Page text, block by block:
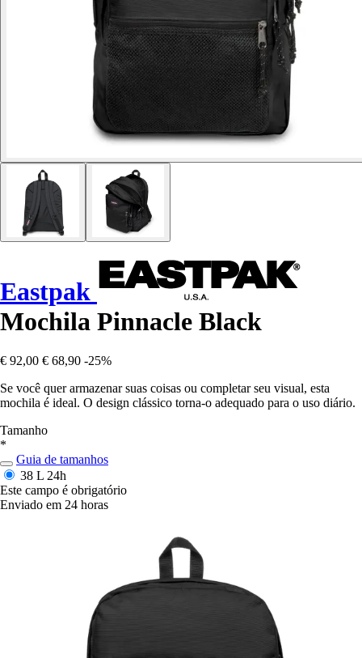
Eastpak
Mochila Pinnacle Black
€ 92,00 € 68,90 -25%
Se você quer armazenar suas coisas ou completar seu visual, esta
mochila é ideal. O design clássico torna-o adequado para o uso diário.
Tamanho
*
Guia de tamanhos
38 L 24h
Este campo é obrigatório
Enviado em 24 horas